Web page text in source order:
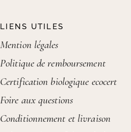
LIENS UTILES
Mention légales
Politique de remboursement
Certification biologique ecocert
Foire aux questions
Conditionnement et livraison